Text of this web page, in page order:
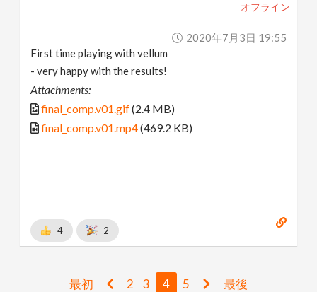
オフライン
2020年7月3日 19:55
First time playing with vellum
- very happy with the results!
Attachments:
final_comp.v01.gif(2.4 MB)
final_comp.v01.mp4(469.2 KB)
4 2
最初 2 3 4 5 最後